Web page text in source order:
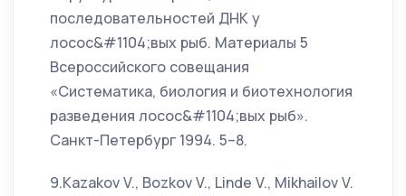
последовательностей ДНК у
лосос&#1104;вых рыб. Материалы 5
Всероссийского совещания
«Систематика, биология и биотехнология
разведения лосос&#1104;вых рыб».
Санкт-Петербург 1994. 5–8.
9.Kazakov V., Bozkov V., Linde V., Mikhailov V.